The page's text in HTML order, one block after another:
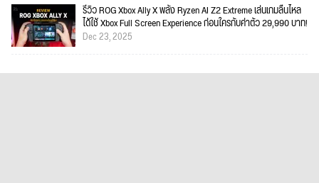
รีวิว ROG Xbox Ally X พลัง Ryzen AI Z2 Extreme เล่นเกมลื่นไหล
ได้ใช้ Xbox Full Screen Experience ก่อนใครกับค่าตัว 29,990 บาท!
Dec 23, 2025